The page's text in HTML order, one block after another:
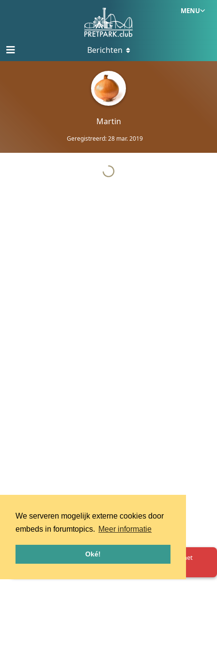
We serveren mogelijk externe cookies door
embeds in forumtopics. Meer informatie
Oké!
MENU
Martin
Geregistreerd:28 mar. 2019
Berichten
Oeps! Er is iets misgegaan. Herlaad de pagina en probeer het
opnieuw.